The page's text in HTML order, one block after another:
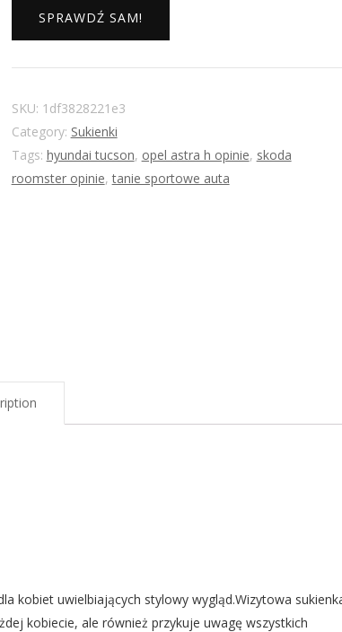
SPRAWDŹ SAM!
SKU: 1df3828221e3
Category: Sukienki
Tags: hyundai tucson, opel astra h opinie, skoda
roomster opinie,tanie sportowe auta
kobiet uwielbiających stylowy wygląd.Wizytowa
kobiecie, ale również przykuje uwagę wszystkich